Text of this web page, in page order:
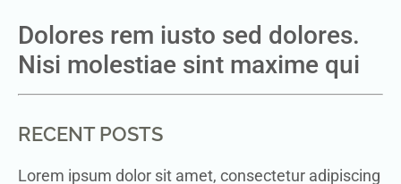
Dolores rem iusto sed dolores.
Nisi molestiae sint maxime qui
RECENT POSTS
Lorem ipsum dolor sit amet, consectetur adipiscing